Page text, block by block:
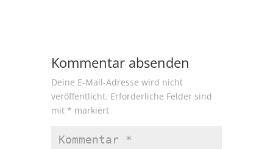
Kommentar absenden
Deine E-Mail-Adresse wird nicht
veröffentlicht. Erforderliche Felder sind
mit * markiert